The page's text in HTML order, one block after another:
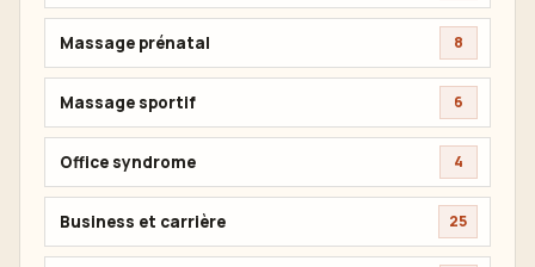
Massage prénatal 8
Massage sportif 6
Office syndrome 4
Business et carrière 25